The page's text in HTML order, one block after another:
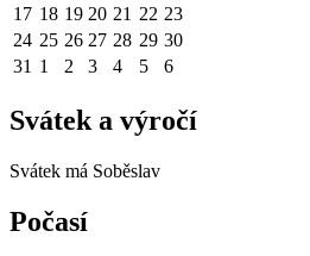
17 18 19 20 21 22 23
24 25 26 27 28 29 30
31 1 2 3 4 5 6
Svátek a výročí
Svátek má Soběslav
Počasí